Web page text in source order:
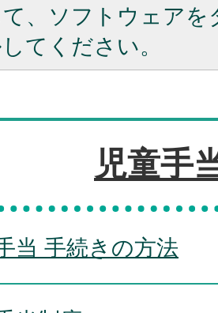
、ソフトウェア
てください。
児童手
当 手続きの方法